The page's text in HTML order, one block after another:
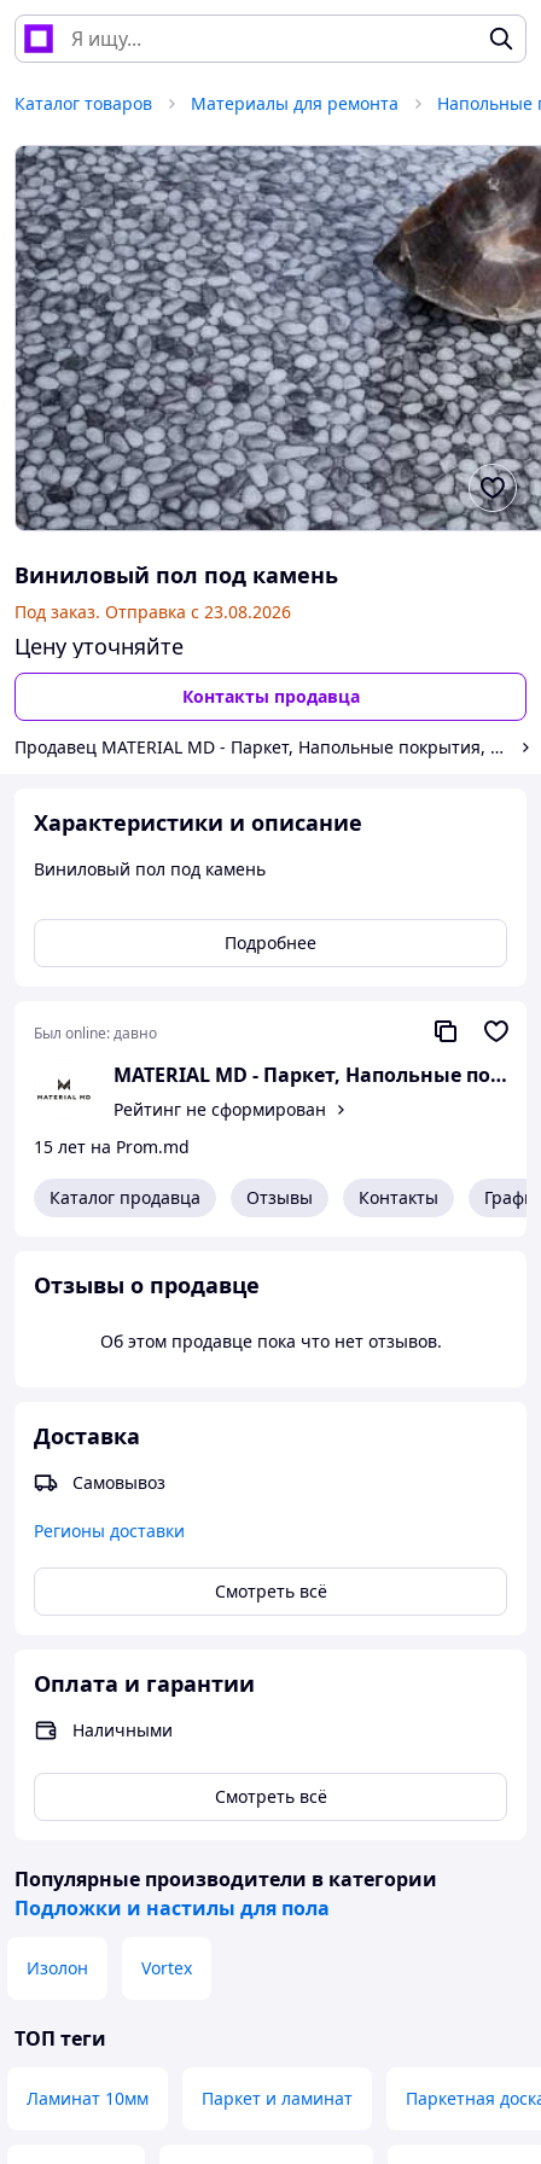
Каталог товаров Материалы для ремонта Напольные
Виниловый пол под камень
Под заказ. Отправка с 23.08.2026
Цену уточняйте
Контакты продавца
Продавец MATERIAL MD - Паркет, Напольные покрытия,
Характеристики и описание
Виниловый пол под камень
Подробнее
Был online:давно
MATERIAL MD - Паркет, Напольные
Рейтинг не сформирован
15 лет на Prom.md
Каталог продавца Отзывы Контакты
Отзывы о продавце
Об этом продавце пока что нет отзывов.
Доставка
Самовывоз
Регионы доставки
Смотреть всё
Оплата и гарантии
Наличными
Смотреть всё
Популярные производители в категории
Подложки и настилы для пола
Изолон Vortex
ТОП теги
Ламинат 10мм Паркет и ламинат Паркетная